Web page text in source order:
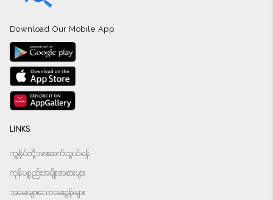
Download Our Mobile App
LINKS
ကျွန်ုပ်တို့အားဆက်သွယ်ရန်
ကုန်ပစ္စည်းအမျိုးအစားများ
အမေးများသောမေးခွန်းများ